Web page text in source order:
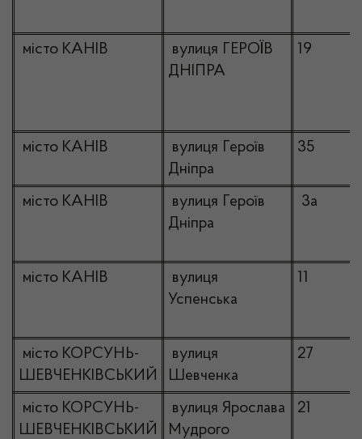
місто КАНІВ
вулиця ГЕРОЇВ
ДНІПРА
19
місто КАНІВ
вулиця Героїв
Дніпра
35
місто КАНІВ
вулиця Героїв
Дніпра
3а
місто КАНІВ
вулиця
Успенська
11
місто КОРСУНЬ-
ШЕВЧЕНКІВСЬКИЙ
вулиця
Шевченка
27
місто КОРСУНЬ-
ШЕВЧЕНКІВСЬКИЙ
вулиця Ярослава
Мудрого
21